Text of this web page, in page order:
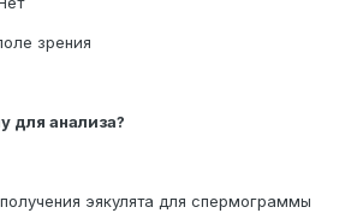
зрения
для анализа?
эякулята для спермограммы